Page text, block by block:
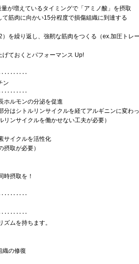
が増えているタイミングで「アミノ酸」を摂取
肉に向かい15分程度で損傷組織に到達する
を繰り返し、強靭な筋肉をつくる（ex.加圧トレー
ておくとパフォーマンス Up!
ン
ホルモンの分泌を促進
分はシトルリンサイクルを経てアルギニンに変わ
リンサイクルを働かせない工夫が必要）
サイクルを活性化
摂取が必要）
時摂取を！
ムを持ちます。
の修復